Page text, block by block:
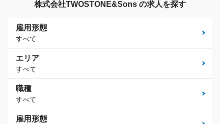
株式会社TWOSTONE&Sons の求人を探す
雇用形態
すべて
エリア
すべて
職種
すべて
雇用形態